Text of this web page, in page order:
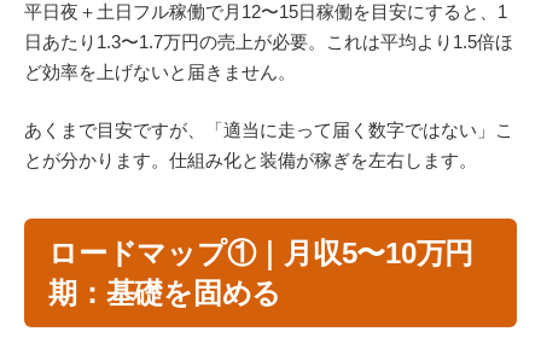
平日夜＋土日フル稼働で月12〜15日稼働を目安にすると、1
日あたり1.3〜1.7万円の売上が必要。これは平均より1.5倍ほ
ど効率を上げないと届きません。
あくまで目安ですが、「適当に走って届く数字ではない」こ
とが分かります。仕組み化と装備が稼ぎを左右します。
ロードマップ①｜月収5〜10万円
期：基礎を固める